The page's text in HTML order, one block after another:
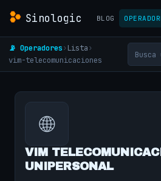
Sinologic BLOG
📡 Operadores› Lista›
vim-telecomunicaciones
🌐
VIM
UNIPERSONAL